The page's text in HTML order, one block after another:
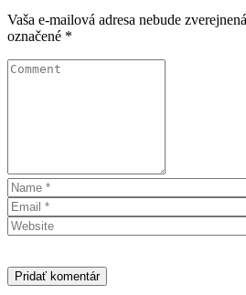
Vaša e-mailová adresa nebude
označené *